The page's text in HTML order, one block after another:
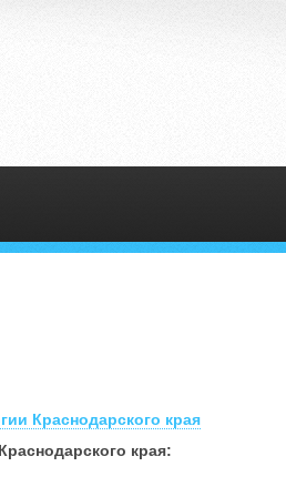
Краснодарского края
края: